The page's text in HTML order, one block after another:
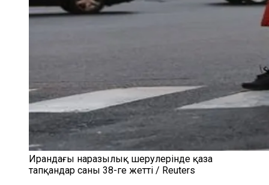
Ирандағы наразылық шерулерінде қаза
тапқандар саны 38-ге жетті / Reuters